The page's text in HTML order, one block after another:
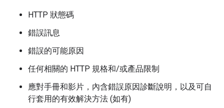
HTTP 狀態碼
錯誤訊息
錯誤的可能原因
任何相關的 HTTP 規格和/或產品限制
應對手冊和影片，內含錯誤原因診斷說明，以及可自
行套用的有效解決方法 (如有)